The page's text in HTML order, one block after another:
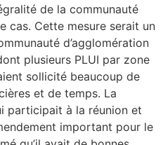
de la communauté
cas. Cette mesure serait un
d’agglomération
plusieurs PLUI par zone
sollicité beaucoup de
et de temps. La
participait à la réunion et
important pour le